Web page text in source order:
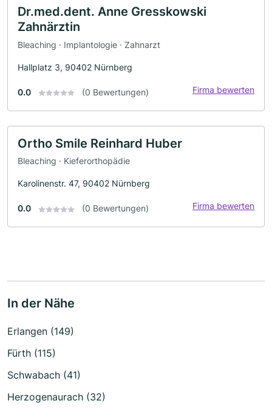
Dr.med.dent. Anne Gresskowski
Zahnärztin
Bleaching · Implantologie · Zahnarzt
Hallplatz 3, 90402 Nürnberg
0.0 (0 Bewertungen) Firma bewerten
Ortho Smile Reinhard Huber
Bleaching · Kieferorthopädie
Karolinenstr. 47, 90402 Nürnberg
0.0 (0 Bewertungen) Firma bewerten
In der Nähe
Erlangen (149)
Fürth (115)
Schwabach (41)
Herzogenaurach (32)